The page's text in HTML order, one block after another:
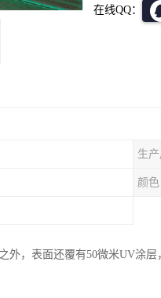
在线QQ：
生
颜色
外，表面还覆有50微米UV涂